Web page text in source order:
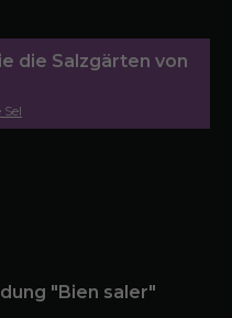
die Salzgärten von
"Bien saler"